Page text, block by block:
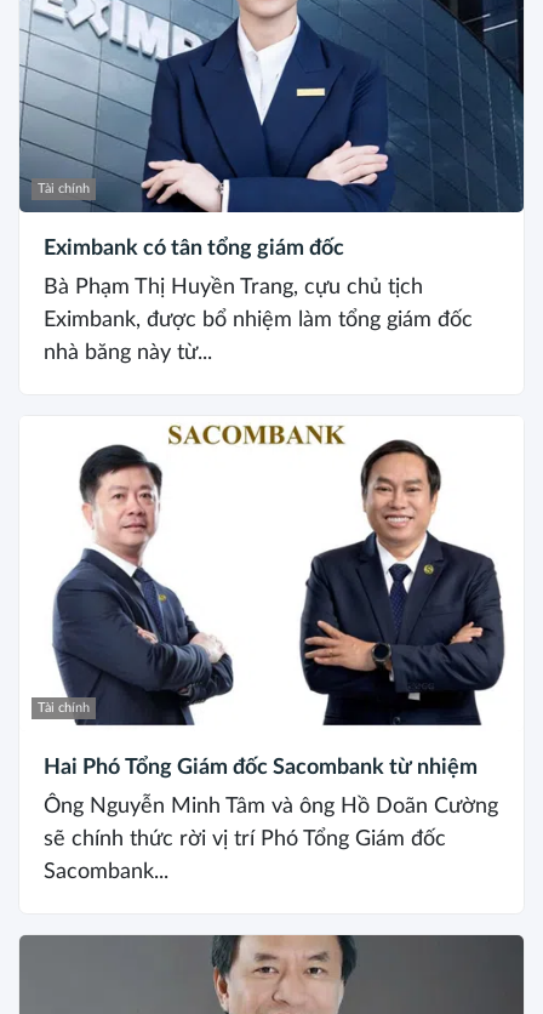
Tài chính
Eximbank có tân tổng giám đốc
Bà Phạm Thị Huyền Trang, cựu chủ tịch
Eximbank, được bổ nhiệm làm tổng giám đốc
nhà băng này từ...
Tài chính
Hai Phó Tổng Giám đốc Sacombank từ nhiệm
Ông Nguyễn Minh Tâm và ông Hồ Doãn Cường
sẽ chính thức rời vị trí Phó Tổng Giám đốc
Sacombank...